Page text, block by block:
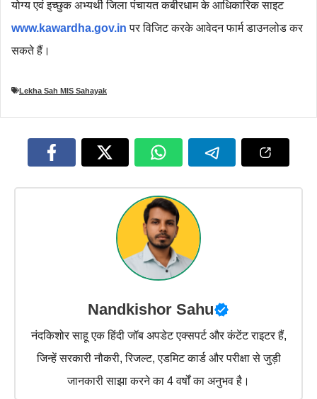
योग्य एवं इच्छुक अभ्यर्थी जिला पंचायत कबीरधाम के आधिकारिक साइट
www.kawardha.gov.in पर विजिट करके आवेदन फार्म डाउनलोड कर
सकते हैं।
Lekha Sah MIS Sahayak
Nandkishor Sahu
नंदकिशोर साहू एक हिंदी जॉब अपडेट एक्सपर्ट और कंटेंट राइटर हैं,
जिन्हें सरकारी नौकरी, रिजल्ट, एडमिट कार्ड और परीक्षा से जुड़ी
जानकारी साझा करने का 4 वर्षों का अनुभव है।